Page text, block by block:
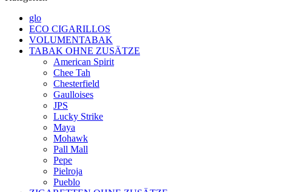
glo
ECO CIGARILLOS
VOLUMENTABAK
TABAK OHNE ZUSÄTZE
American Spirit
Chee Tah
Chesterfield
Gaulloises
JPS
Lucky Strike
Maya
Mohawk
Pall Mall
Pepe
Pielroja
Pueblo